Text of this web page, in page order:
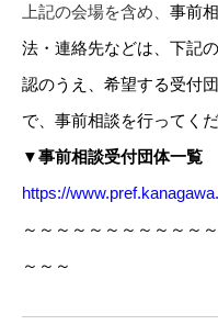
上記の会場を含め、 事前
法・連絡先などは、下記の
認のうえ、希望する受付
で、事前相談を行ってくだ
▼事前相談受付団体一覧
https://
～～～～～～～～～～～
～～～